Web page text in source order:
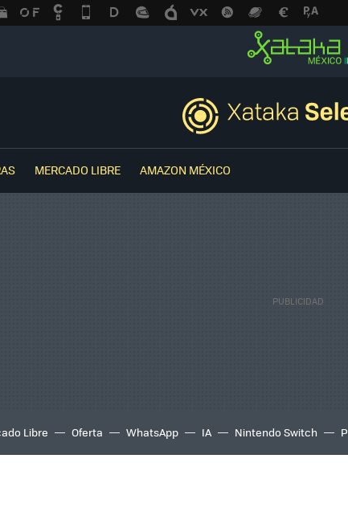
MERCADO LIBRE AMAZON MÉXICO
Libre Oferta WhatsApp IA Nintendo Switch